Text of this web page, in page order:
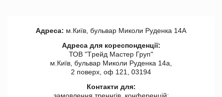
Адреса: м.Київ, бульвар Миколи Руденка 14А
Адреса для кореспонденції:
ТОВ "Tрейд Мастер Груп"
м.Київ, бульвар Миколи Руденка 14а,
2 поверх, оф 121, 03194
Контакти для: